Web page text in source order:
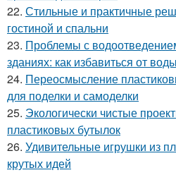
22. Стильные и практичные
гостиной и спальни
23. Проблемы с
зданиях: как избавиться от
24. Переосмысление
для поделки и самоделки
25. Экологически чистые
пластиковых бутылок
26. Удивительные игрушки из
крутых идей